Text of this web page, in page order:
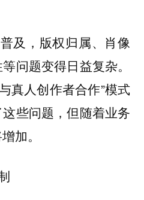
及，版权归属、肖像
问题变得日益复杂。
真人创作者合作”模式
些问题，但随着业务
加。